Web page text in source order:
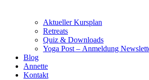
Aktueller Kursplan
Retreats
Quiz & Downloads
Yoga Post – Anmeldung
Blog
Annette
Kontakt